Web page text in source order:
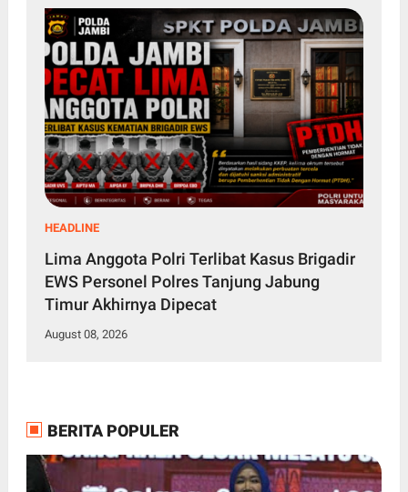
HEADLINE
Lima Anggota Polri Terlibat Kasus Brigadir
EWS Personel Polres Tanjung Jabung
Timur Akhirnya Dipecat
August 08, 2026
BERITA POPULER